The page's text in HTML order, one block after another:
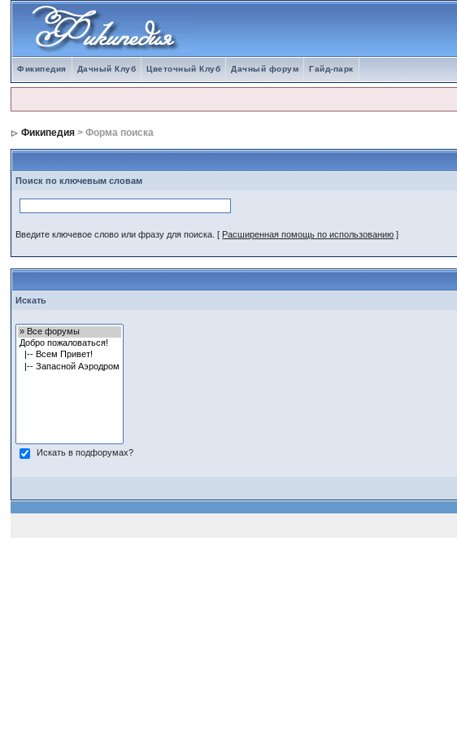
Фикипедия Дачный Клуб Цветочный Клуб Дачный форум Гайд-парк
Фикипедия > Форма поиска
Поиск по ключевым словам
Введите ключевое слово или фразу для поиска. [ Расширенная помощь по использованию ]
Искать
Искать в подфорумах?